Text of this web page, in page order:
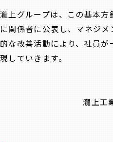
瀧上グループは、この基本
に関係者に公表し、マネジ
的な改善活動により、社員
現していきます。
瀧上工